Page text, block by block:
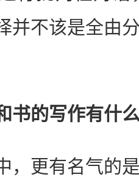
并不该是全由
书的写作有什
更有名气的是